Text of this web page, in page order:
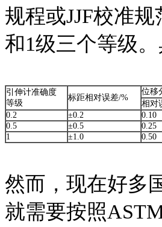
规程或JJF校准
和1级三个等级
引伸计准确度
等级
标距相对误差/%
位移
相对
0.2
±0.2 0.10
0.5
±0.5 0.25
1
±1.0 0.50
然而，现在好多
就需要按照